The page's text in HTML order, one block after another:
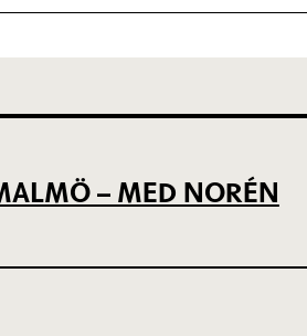
– MED NORÉN